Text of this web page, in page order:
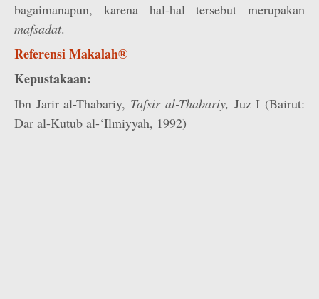
bagaimanapun, karena hal-hal tersebut merupakan
mafsadat.
Referensi Makalah®
Kepustakaan:
Ibn Jarir al-Thabariy, Tafsir al-Thabariy, Juz I (Bairut:
Dar al-Kutub al-‘Ilmiyyah, 1992)